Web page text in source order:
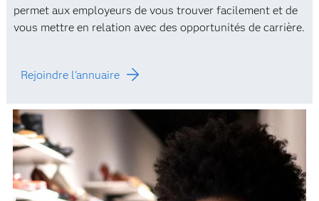
permet aux employeurs de vous trouver facilement et de
vous mettre en relation avec des opportunités de carrière.
Rejoindre l'annuaire